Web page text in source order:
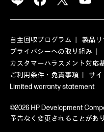
自主回収プログラム
製品
プライバシーへの取り組み
カスタマーハラスメント対応
ご利用条件・免責事項
サ
Limited warranty statement
©2026 HP Development
予告なく変更されることがあ